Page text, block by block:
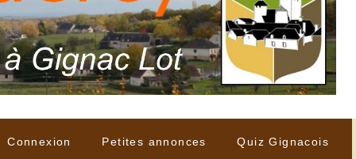
Connexion Petites annonces Quiz Gignacois